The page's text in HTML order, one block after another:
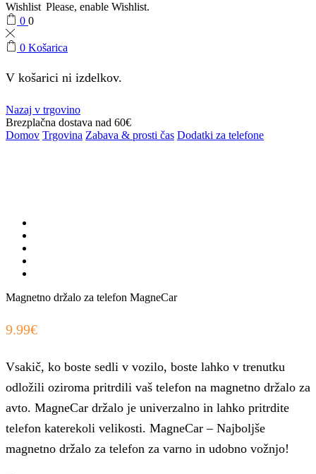
Wishlist Please, enable Wishlist.
0 0
0 Košarica
V košarici ni izdelkov.
Nazaj v trgovino
Brezplačna dostava nad 60€
Domov Trgovina Zabava & prosti čas Dodatki za telefone
Magnetno držalo za telefon MagneCar
9.99€
Vsakič, ko boste sedli v vozilo, boste lahko v trenutku
odložili oziroma pritrdili vaš telefon na magnetno držalo za
avto. MagneCar držalo je univerzalno in lahko pritrdite
telefon katerekoli velikosti. MagneCar – Najboljše
magnetno držalo za telefon za varno in udobno vožnjo!